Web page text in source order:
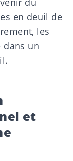
en deuil de
les
dans un
et